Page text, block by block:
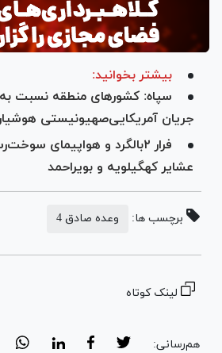
بیشتر بخوانید:
سپاه: کشورهای منطقه نسبت به
جریان آمریکایی‌صهیونیستی
فرار ۲بالگرد و هواپیمای
عشایر کهگیلویه و بویراحمد
برچسب ها: وعده صادق 4
لینک کوتاه
هم‌رسانی: